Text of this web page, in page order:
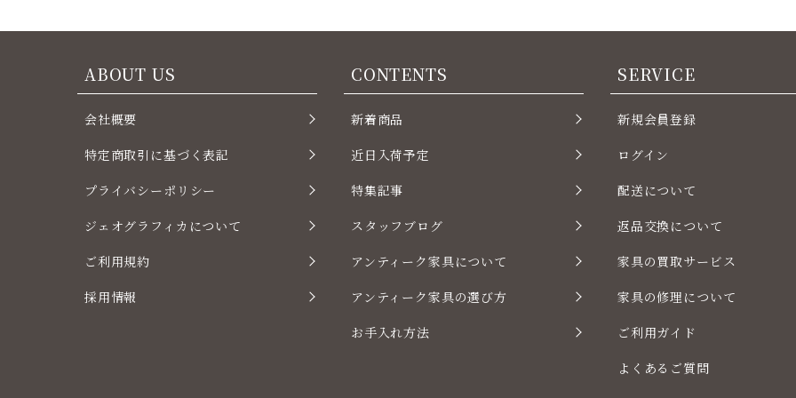
ABOUT US
会社概要
特定商取引に基づく表記
プライバシーポリシー
ジェオグラフィカについて
ご利用規約
採用情報
CONTENTS
新着商品
近日入荷予定
特集記事
スタッフブログ
アンティーク家具について
アンティーク家具の選び方
お手入れ方法
SERVICE
新規会員登録
ログイン
配送について
返品交換について
家具の買取サービス
家具の修理について
ご利用ガイド
よくあるご質問